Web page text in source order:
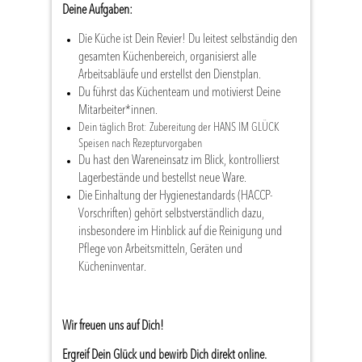
Deine Aufgaben:
Die Küche ist Dein Revier! Du leitest selbständig den
gesamten Küchenbereich, organisierst alle
Arbeitsabläufe und erstellst den Dienstplan.
Du führst das Küchenteam und motivierst Deine
Mitarbeiter*innen.
Dein täglich Brot: Zubereitung der HANS IM GLÜCK
Speisen nach Rezepturvorgaben
Du hast den Wareneinsatz im Blick, kontrollierst
Lagerbestände und bestellst neue Ware.
Die Einhaltung der Hygienestandards (HACCP-
Vorschriften) gehört selbstverständlich dazu,
insbesondere im Hinblick auf die Reinigung und
Pflege von Arbeitsmitteln, Geräten und
Kücheninventar.
Wir freuen uns auf Dich!
Ergreif Dein Glück und bewirb Dich direkt online.